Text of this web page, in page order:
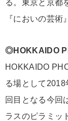
る。東京と京都
『においの芸術
◎HOKKAIDO
HOKKAIDO
る場として
回目となる今回
ラスのピラミッ